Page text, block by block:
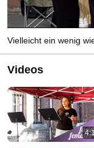
Vielleicht ein wenig
Videos